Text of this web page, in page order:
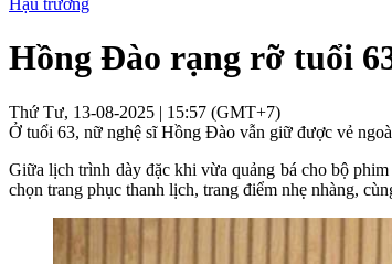
Hậu trường
Hồng Đào rạng rỡ tuổi
Thứ Tư, 13-08-2025 | 15:57 (GMT+7)
Ở tuổi 63, nữ nghệ sĩ Hồng Đào vẫn giữ được vẻ
Giữa lịch trình dày đặc khi vừa quảng bá cho bộ phim
chọn trang phục thanh lịch, trang điểm nhẹ nhàng,